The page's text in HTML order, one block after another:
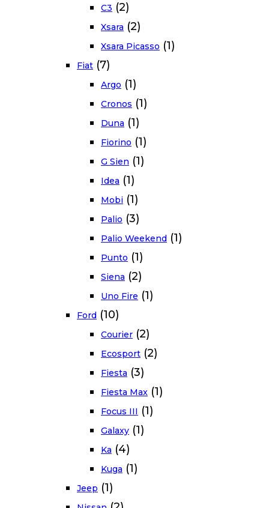
C3 (2)
Xsara (2)
Xsara Picasso (1)
Fiat (7)
Argo (1)
Cronos (1)
Duna (1)
Fiorino (1)
G Sien (1)
Idea (1)
Mobi (1)
Palio (3)
Palio Weekend (1)
Punto (1)
Siena (2)
Uno Fire (1)
Ford (10)
Courier (2)
Ecosport (2)
Fiesta (3)
Fiesta Max (1)
Focus III (1)
Galaxy (1)
Ka (4)
Kuga (1)
Jeep (1)